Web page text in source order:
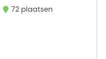
72 plaatsen